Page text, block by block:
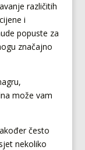
različitih
i
popuste za
značajno
može vam
često
nekoliko